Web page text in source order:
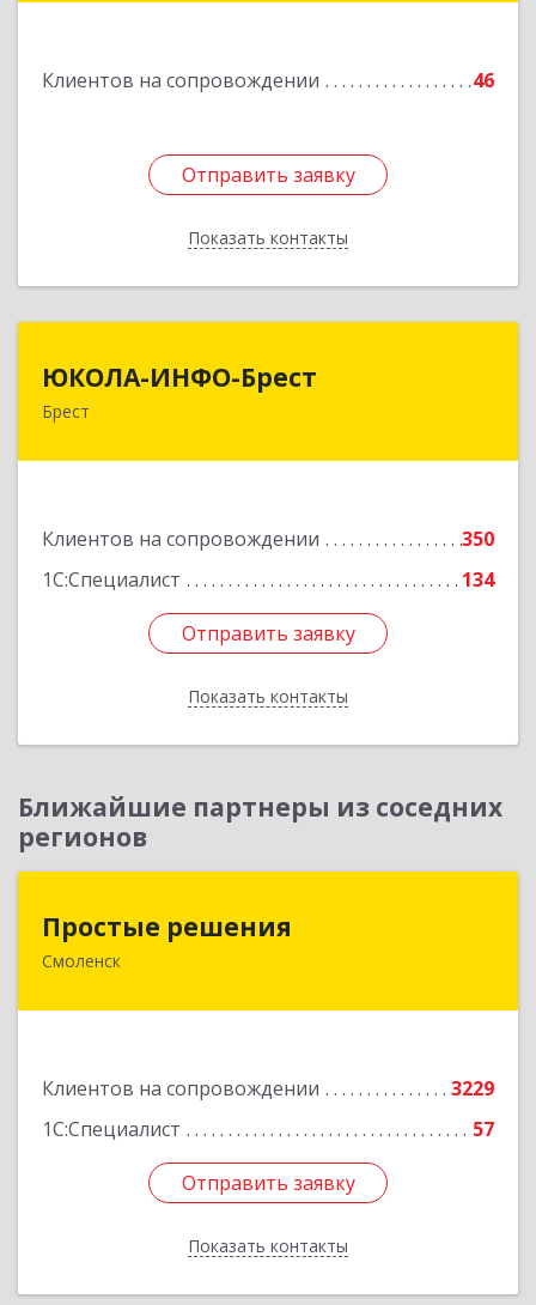
Клиентов на сопровождении 46
Отправить заявку
Показать контакты
Отправить заявку
Назад
ЮКОЛА-ИНФО-Брест
Брест
Клиентов на сопровождении
350
1С:Специалист
134
Отправить заявку
Показать контакты
224023 г. Брест, ул. Московская, 275А, 5 этаж
Отправить заявку
Назад
Ближайшие партнеры из соседних
регионов
Простые решения
Смоленск
Клиентов на сопровождении
3229
1С:Специалист
57
Отправить заявку
Показать контакты
214015, Смоленская обл, Смоленск г, Большая
Отправить заявку
Назад